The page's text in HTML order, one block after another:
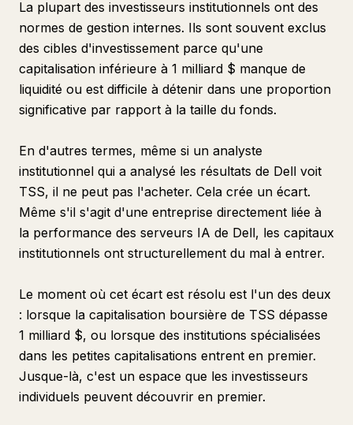
La plupart des investisseurs institutionnels ont des
normes de gestion internes. Ils sont souvent exclus
des cibles d'investissement parce qu'une
capitalisation inférieure à 1 milliard $ manque de
liquidité ou est difficile à détenir dans une proportion
significative par rapport à la taille du fonds.
En d'autres termes, même si un analyste
institutionnel qui a analysé les résultats de Dell voit
TSS, il ne peut pas l'acheter. Cela crée un écart.
Même s'il s'agit d'une entreprise directement liée à
la performance des serveurs IA de Dell, les capitaux
institutionnels ont structurellement du mal à entrer.
Le moment où cet écart est résolu est l'un des deux
: lorsque la capitalisation boursière de TSS dépasse
1 milliard $, ou lorsque des institutions spécialisées
dans les petites capitalisations entrent en premier.
Jusque-là, c'est un espace que les investisseurs
individuels peuvent découvrir en premier.